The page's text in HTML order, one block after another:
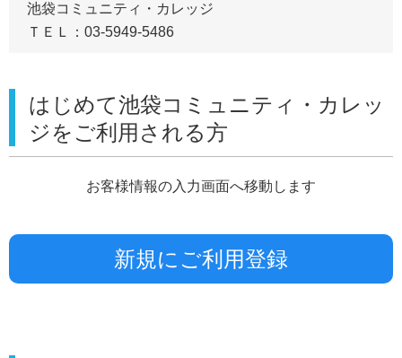
池袋コミュニティ・カレッジ
ＴＥＬ：03-5949-5486
はじめて池袋コミュニティ・カレッ
ジをご利用される方
お客様情報の入力画面へ移動します